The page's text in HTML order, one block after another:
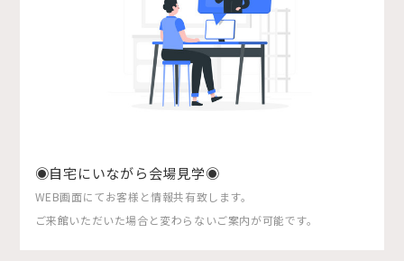
◉自宅にいながら会場見学◉
WEB画面にてお客様と情報共有致します。
ご来館いただいた場合と変わらないご案内が可能です。